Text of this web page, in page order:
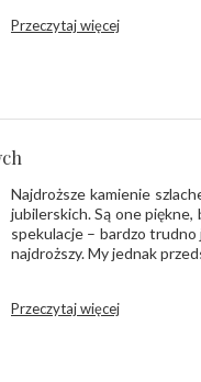
Przeczytaj więcej
Najdroższe kamienie
jubilerskich. Są one piękne,
spekulacje – bardzo
najdroższy. My jednak
Przeczytaj więcej